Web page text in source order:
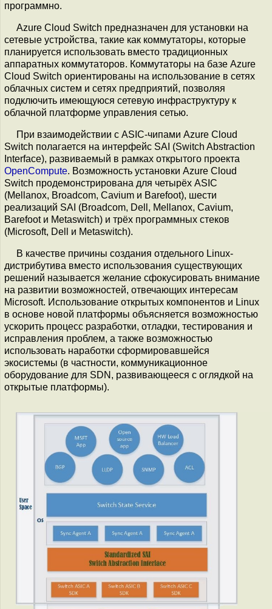
программно.
Azure Cloud Switch предназначен для установки на
сетевые устройства, такие как коммутаторы, которые
планируется использовать вместо традиционных
аппаратных коммутаторов. Коммутаторы на базе Azure
Cloud Switch ориентированы на использование в сетях
облачных систем и сетях предприятий, позволяя
подключить имеющуюся сетевую инфраструктуру к
облачной платформе управления сетью.
При взаимодействии с ASIC-чипами Azure Cloud
Switch полагается на интерфейс SAI (Switch Abstraction
Interface), развиваемый в рамках открытого проекта
OpenCompute. Возможность установки Azure Cloud
Switch продемонстрирована для четырёх ASIC
(Mellanox, Broadcom, Cavium и Barefoot), шести
реализаций SAI (Broadcom, Dell, Mellanox, Cavium,
Barefoot и Metaswitch) и трёх программных стеков
(Microsoft, Dell и Metaswitch).
В качестве причины создания отдельного Linux-
дистрибутива вместо использования существующих
решений называется желание сфокусировать внимание
на развитии возможностей, отвечающих интересам
Microsoft. Использование открытых компонентов и Linux
в основе новой платформы объясняется возможностью
ускорить процесс разработки, отладки, тестирования и
исправления проблем, а также возможностью
использовать наработки сформировавшейся
экосистемы (в частности, коммуникационное
оборудование для SDN, развивающееся с оглядкой на
открытые платформы).